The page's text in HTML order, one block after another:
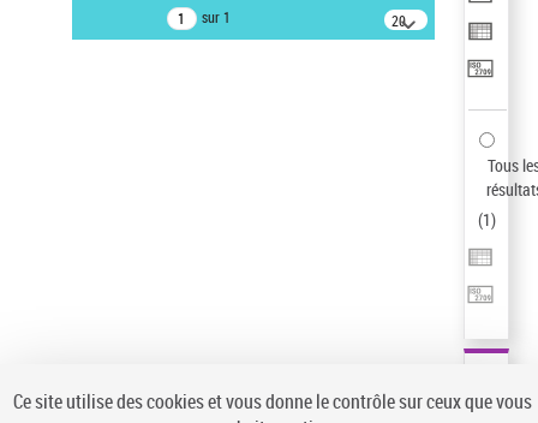
Type de notice d'autorité
sur 1
20
résultats/page
Tous
(1)
Ce site utilise des cookies et vous donne le contrôle sur ceux que vous